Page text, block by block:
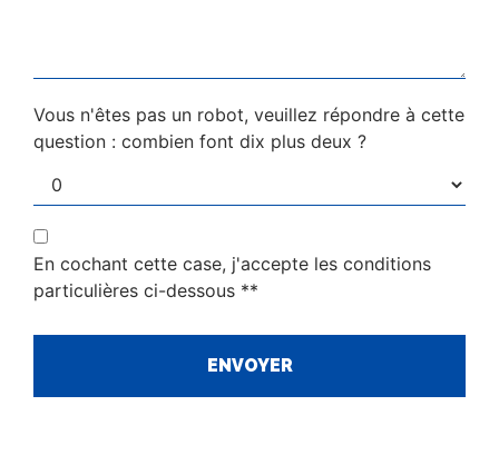
Vous n'êtes pas un robot, veuillez répondre à cette
question : combien font dix plus deux ?
En cochant cette case, j'accepte les conditions
particulières ci-dessous **
ENVOYER